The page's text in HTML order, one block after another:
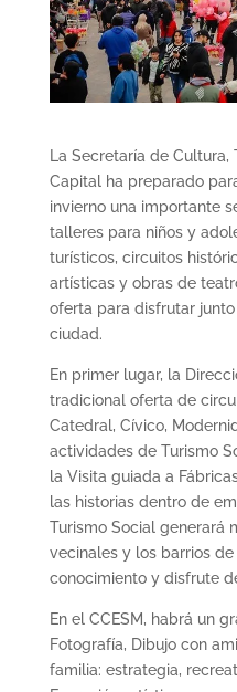
La Secretaría de Cultura,
Capital ha preparado
invierno una importante
talleres para niños y
turísticos, circuitos
artísticas y obras de
oferta para disfrutar
ciudad.
En primer lugar, la
tradicional oferta de
Catedral, Cívico,
actividades de Turismo
la Visita guiada a
las historias dentro de
Turismo Social generará
vecinales y los barrios
conocimiento y disfrute
En el CCESM, habrá un
Fotografía, Dibujo con
familia: estrategia,